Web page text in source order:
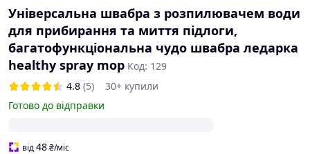
Універсальна швабра з розпилювачем води
для прибирання та миття підлоги,
багатофункціональна чудо швабра ледарка
healthy spray mop Код: 129
4.8 (5)
30+ купили
Готово до відправки
від48₴/міс